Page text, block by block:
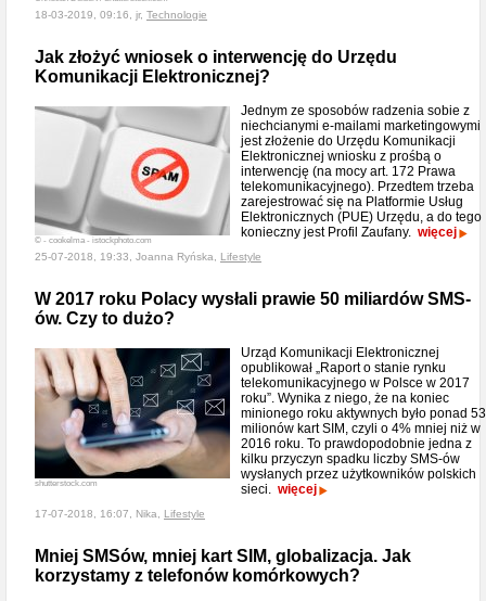
18-03-2019, 09:16, jr, Technologie
Jak złożyć wniosek o interwencję do Urzędu
Komunikacji Elektronicznej?
© - cookelma - istockphoto.com
Jednym ze sposobów radzenia sobie z
niechcianymi e-mailami marketingowymi
jest złożenie do Urzędu Komunikacji
Elektronicznej wniosku z prośbą o
interwencję (na mocy art. 172 Prawa
telekomunikacyjnego). Przedtem trzeba
zarejestrować się na Platformie Usług
Elektronicznych (PUE) Urzędu, a do tego
konieczny jest Profil Zaufany. więcej
25-07-2018, 19:33, Joanna Ryńska, Lifestyle
W 2017 roku Polacy wysłali prawie 50 miliardów SMS-
ów. Czy to dużo?
shutterstock.com
Urząd Komunikacji Elektronicznej
opublikował „Raport o stanie rynku
telekomunikacyjnego w Polsce w 2017
roku”. Wynika z niego, że na koniec
minionego roku aktywnych było ponad 53
milionów kart SIM, czyli o 4% mniej niż w
2016 roku. To prawdopodobnie jedna z
kilku przyczyn spadku liczby SMS-ów
wysłanych przez użytkowników polskich
sieci. więcej
17-07-2018, 16:07, Nika, Lifestyle
Mniej SMSów, mniej kart SIM, globalizacja. Jak
korzystamy z telefonów komórkowych?